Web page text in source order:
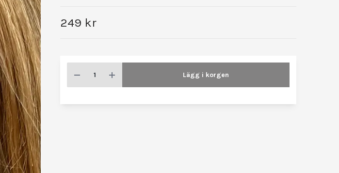
249 kr
Lägg i korgen